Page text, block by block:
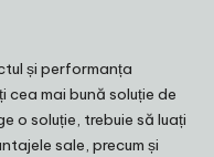
și performanța
cea mai bună soluție de
o soluție, trebuie să luați
sale, precum și